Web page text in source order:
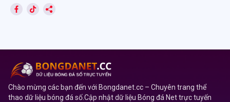
Chào mừng các bạn đến với Bongdanet.cc – Chuyên trang thể
thao dữ liệu bóng đá số.Cập nhật dữ liệu Bóng đá Net trực tuyến